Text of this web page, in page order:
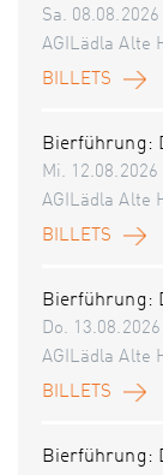
Sa. 08.08.2026
AGILädla Alte
BILLETS
Bierführung:
Mi. 12.08.2026
AGILädla Alte
BILLETS
Bierführung:
Do. 13.08.2026
AGILädla Alte
BILLETS
Bierführung: